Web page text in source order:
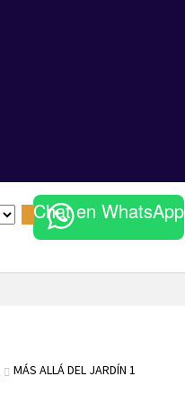
Chat en WhatsApp
MÁS ALLÁ DEL JARDÍN 1